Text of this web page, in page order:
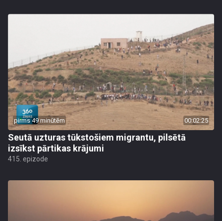
pirms 49 minūtēm 00:02:25
Seutā uzturas tūkstošiem migrantu, pilsētā
izsīkst pārtikas krājumi
415. epizode